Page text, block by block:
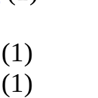
(1)
(1)